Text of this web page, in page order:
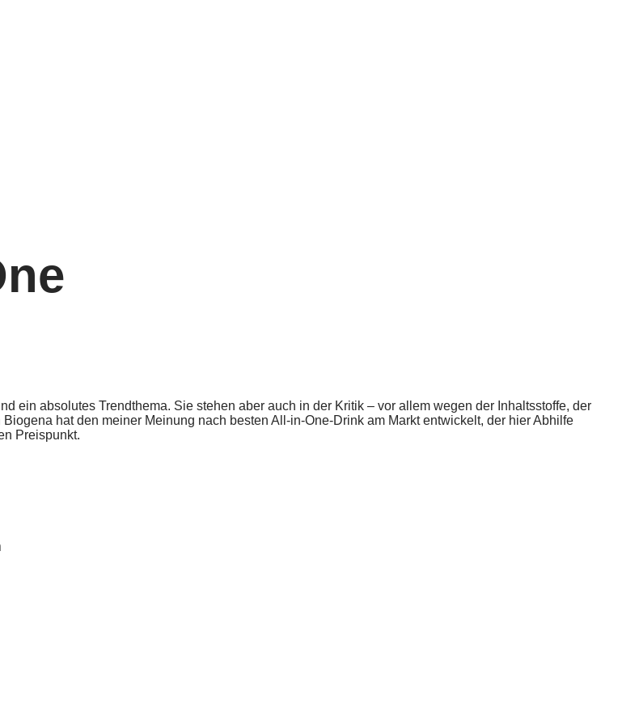
ein absolutes Trendthema. Sie stehen aber auch in der Kritik – vor allem wegen der Inhaltsstoffe, der
hat den meiner Meinung nach besten All-in-One-Drink am Markt entwickelt, der hier Abhilfe
Preispunkt.